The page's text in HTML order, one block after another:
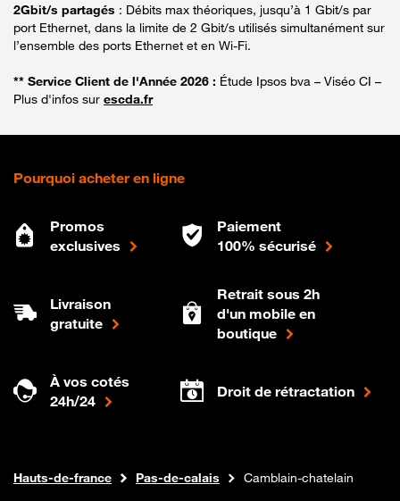
2Gbit/s partagés : Débits max théoriques, jusqu’à 1 Gbit/s par
port Ethernet, dans la limite de 2 Gbit/s utilisés simultanément sur
l’ensemble des ports Ethernet et en Wi-Fi.
** Service Client de l'Année 2026 : Étude Ipsos bva – Viséo CI –
Plus d'infos sur escda.fr
Pourquoi acheter en ligne
Promos
exclusives
Paiement
100% sécurisé
Livraison
gratuite
Retrait sous 2h
d'un mobile en
boutique
À vos cotés
24h/24
Droit de rétractation
Boutique Orange
Internet fibre
Hauts-de-france Pas-de-calais Camblain-chatelain